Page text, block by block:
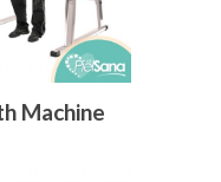
Machine